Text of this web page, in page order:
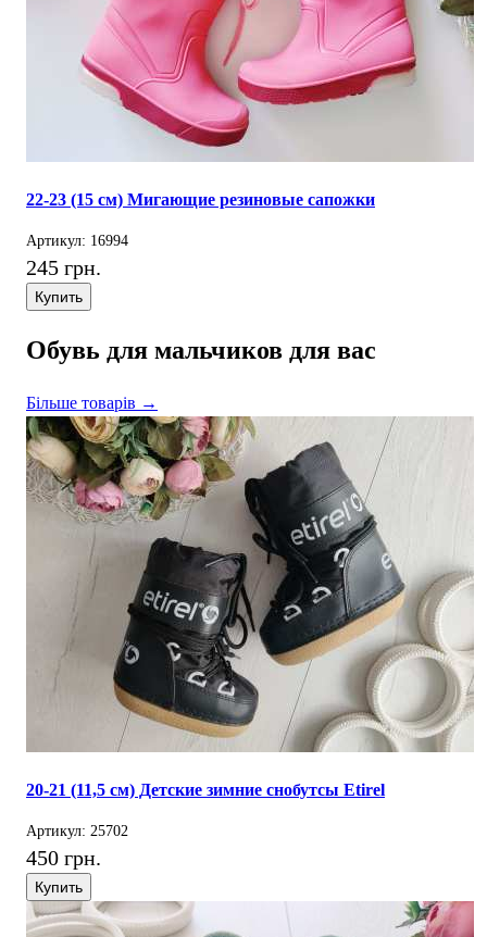
22-23 (15 см) Мигающие резиновые сапожки
Артикул: 16994
245 грн.
Купить
Обувь для мальчиков для вас
Більше товарів →
20-21 (11,5 см) Детские зимние снобутсы Etirel
Артикул: 25702
450 грн.
Купить